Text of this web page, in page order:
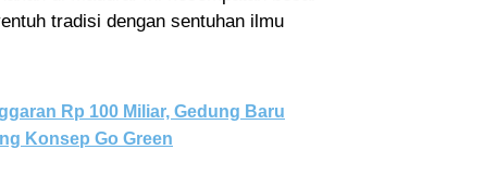
tradisi dengan sentuhan ilmu
Rp 100 Miliar, Gedung Baru
Konsep Go Green